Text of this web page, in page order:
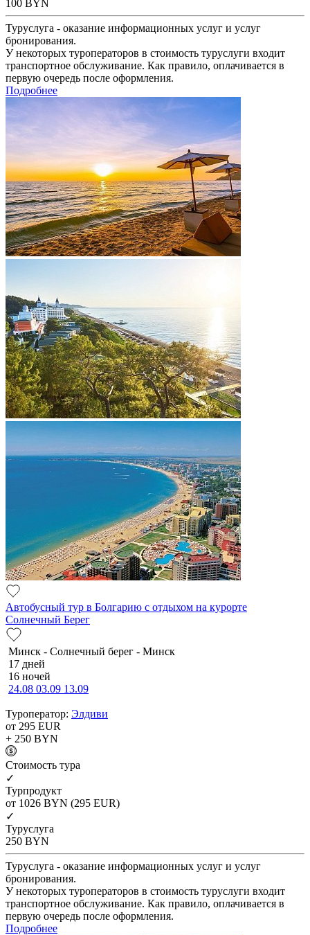
100 BYN
Туруслуга - оказание информационных услуг и услуг
бронирования.
У некоторых туроператоров в стоимость туруслуги входит
транспортное обслуживание. Как правило, оплачивается в
первую очередь после оформления.
Подробнее
Автобусный тур в Болгарию с отдыхом на курорте
Солнечный Берег
Минск - Солнечный берег - Минск
17 дней
16 ночей
24.08 03.09 13.09
Туроператор: Элдиви
от 295 EUR
+ 250 BYN
Cтоимость тура
✓
Турпродукт
от 1026 BYN (295 EUR)
✓
Туруслуга
250 BYN
Туруслуга - оказание информационных услуг и услуг
бронирования.
У некоторых туроператоров в стоимость туруслуги входит
транспортное обслуживание. Как правило, оплачивается в
первую очередь после оформления.
Подробнее